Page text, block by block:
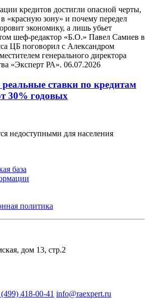
кредитов достигли опасной черты,
«красную зону» и почему передел
экономику, а лишь убьет
шеф-редактор «Б.О.» Павел Самиев в
ЦБ поговорил с Александром
генерального директора
«Эксперт РА». 06.07.2026
ставки по кредитам
30% годовых
недоступными для населения
база
политика
дом 13, стр.2
418-00-41 info@raexpert.ru